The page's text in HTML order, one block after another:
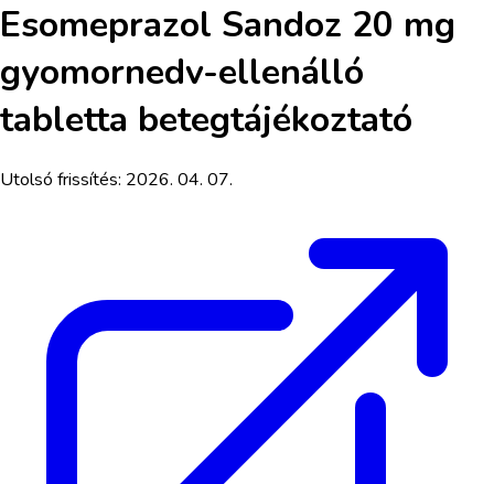
Esomeprazol Sandoz 20 mg
gyomornedv-ellenálló
tabletta betegtájékoztató
Utolsó frissítés: 2026. 04. 07.